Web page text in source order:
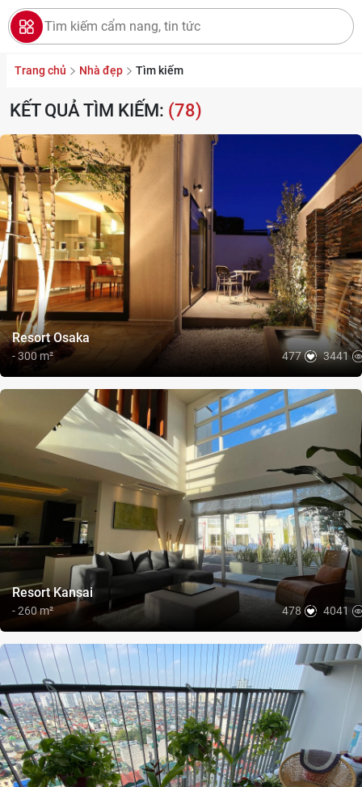
Trang chủ Nhà đẹp Tìm kiếm
KẾT QUẢ TÌM KIẾM: (78)
Resort Osaka
- 300 m² 477 3441
Resort Kansai
- 260 m² 478 4041
NHÀ ĐẸP
TIN TỨC
LIÊN HỆ
CHÍNH SÁCH BẢO MẬT
ĐIỀU KHOẢN SỬ DỤNG
QUY CHẾ HOẠT ĐỘNG